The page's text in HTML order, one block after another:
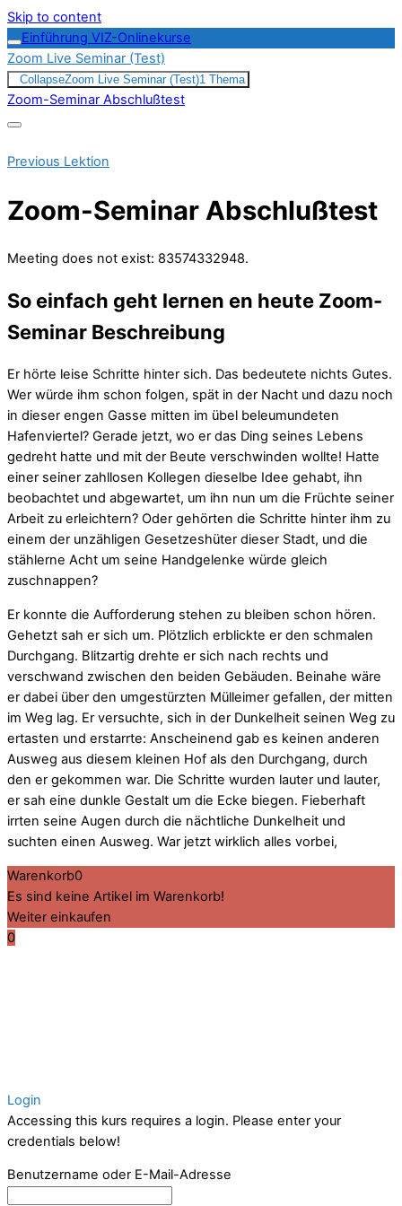
Skip to content
Einführung VIZ-Onlinekurse
Zoom Live Seminar (Test)
CollapseZoom Live Seminar (Test)1 Thema
Zoom-Seminar Abschlußtest
Previous Lektion
Zoom-Seminar Abschlußtest
Meeting does not exist: 83574332948.
So einfach geht lernen en heute Zoom-
Seminar Beschreibung
Er hörte leise Schritte hinter sich. Das bedeutete nichts Gutes.
Wer würde ihm schon folgen, spät in der Nacht und dazu noch
in dieser engen Gasse mitten im übel beleumundeten
Hafenviertel? Gerade jetzt, wo er das Ding seines Lebens
gedreht hatte und mit der Beute verschwinden wollte! Hatte
einer seiner zahllosen Kollegen dieselbe Idee gehabt, ihn
beobachtet und abgewartet, um ihn nun um die Früchte seiner
Arbeit zu erleichtern? Oder gehörten die Schritte hinter ihm zu
einem der unzähligen Gesetzeshüter dieser Stadt, und die
stählerne Acht um seine Handgelenke würde gleich
zuschnappen?
Er konnte die Aufforderung stehen zu bleiben schon hören.
Gehetzt sah er sich um. Plötzlich erblickte er den schmalen
Durchgang. Blitzartig drehte er sich nach rechts und
verschwand zwischen den beiden Gebäuden. Beinahe wäre
er dabei über den umgestürzten Mülleimer gefallen, der mitten
im Weg lag. Er versuchte, sich in der Dunkelheit seinen Weg zu
ertasten und erstarrte: Anscheinend gab es keinen anderen
Ausweg aus diesem kleinen Hof als den Durchgang, durch
den er gekommen war. Die Schritte wurden lauter und lauter,
er sah eine dunkle Gestalt um die Ecke biegen. Fieberhaft
irrten seine Augen durch die nächtliche Dunkelheit und
suchten einen Ausweg. War jetzt wirklich alles vorbei,
Warenkorb0
Es sind keine Artikel im Warenkorb!
Weiter einkaufen
0
Login
Accessing this kurs requires a login. Please enter your
credentials below!
Benutzername oder E-Mail-Adresse